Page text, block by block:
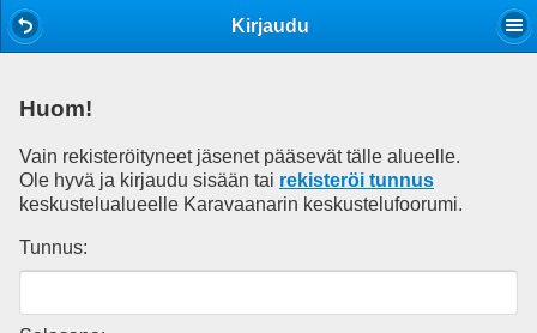
Kirjaudu
Huom!
Vain rekisteröityneet jäsenet pääsevät tälle alueelle.
Ole hyvä ja kirjaudu sisään tai rekisteröi tunnus
keskustelualueelle Karavaanarin keskustelufoorumi.
Tunnus: